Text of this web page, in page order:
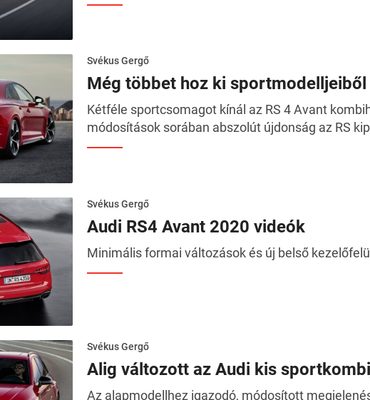
Svékus Gergő
Még többet hoz ki sportmodelljeiből
Kétféle sportcsomagot kínál az RS 4 Avant
módosítások sorában abszolút újdonság az RS
Svékus Gergő
Audi RS4 Avant 2020 videók
Minimális formai változások és új belső
Svékus Gergő
Alig változott az Audi kis
Az alapmodellhez igazodó, módosított